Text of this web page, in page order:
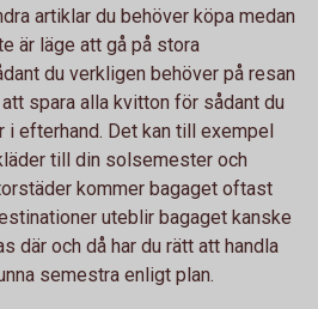
artiklar du behöver köpa medan
är läge att gå på stora
du verkligen behöver på resan
spara alla kvitton för sådant du
i efterhand. Det kan till exempel
till din solsemester och
kommer bagaget oftast
uteblir bagaget kanske
där och då har du rätt att handla
semestra enligt plan.